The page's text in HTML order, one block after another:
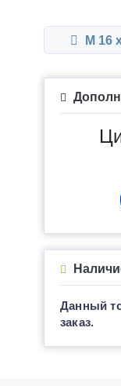
М 16
Данный
заказ.